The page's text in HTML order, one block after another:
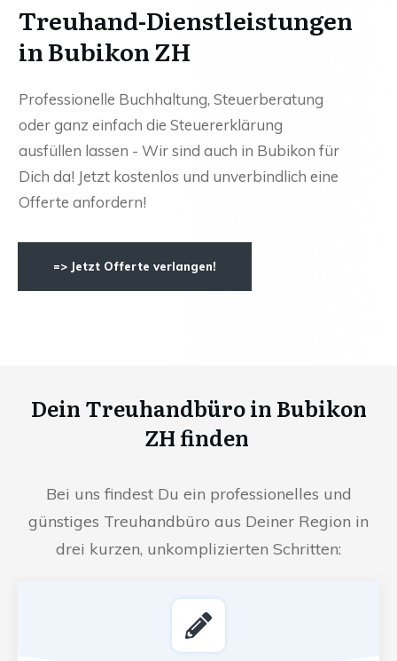
Treuhand-Dienstleistungen
in Bubikon ZH
Professionelle Buchhaltung, Steuerberatung
oder ganz einfach die Steuererklärung
ausfüllen lassen - Wir sind auch in Bubikon für
Dich da! Jetzt kostenlos und unverbindlich eine
Offerte anfordern!
=> Jetzt Offerte verlangen!
Dein Treuhandbüro in Bubikon
ZH finden
Bei uns findest Du ein professionelles und
günstiges Treuhandbüro aus Deiner Region in
drei kurzen, unkomplizierten Schritten: